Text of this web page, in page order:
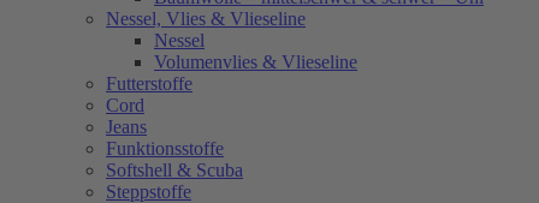
Nessel, Vlies & Vlieseline
Nessel
Volumenvlies & Vlieseline
Futterstoffe
Cord
Jeans
Funktionsstoffe
Softshell & Scuba
Steppstoffe